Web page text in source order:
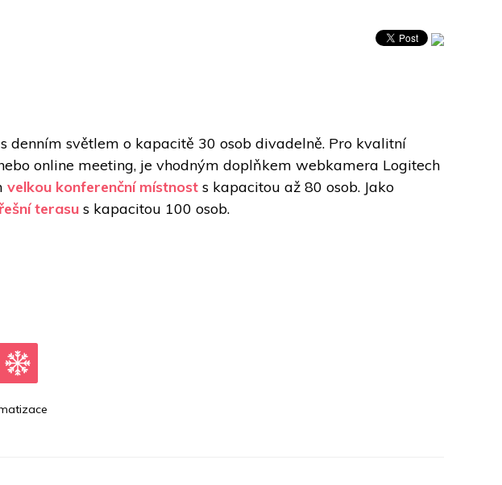
denním světlem o kapacitě 30 osob divadelně. Pro kvalitní
online meeting, je vhodným doplňkem webkamera Logitech
velkou konferenční místnost s kapacitou až 80 osob. Jako
terasu s kapacitou 100 osob.